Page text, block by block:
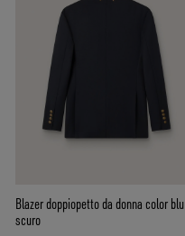
Blazer doppiopetto da donna color blu
scuro